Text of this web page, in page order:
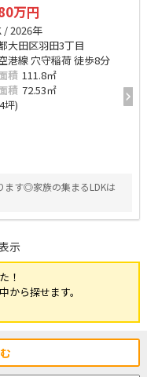
万円
/ 2026年
大田区羽田3丁目
港線 穴守稲荷 徒歩8分
積 111.8㎡
積 72.53㎡
坪)
ます◎家族の集まるLDKは
示
！
から探せます。